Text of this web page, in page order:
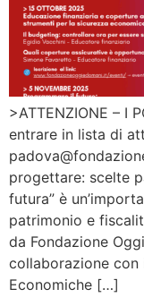
>ATTENZIONE – I
entrare in lista di
progettare: scelte
futura” è
patrimonio e
da Fondazione
collaborazione
Economiche […]